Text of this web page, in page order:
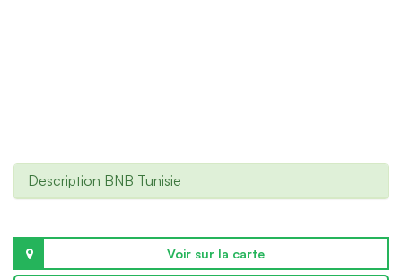
Description BNB Tunisie
Voir sur la carte